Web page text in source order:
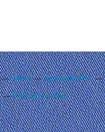
Contact Signaler un abus
Préférences cookies